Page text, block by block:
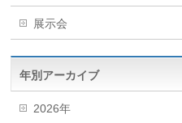
展示会
年別アーカイブ
2026年